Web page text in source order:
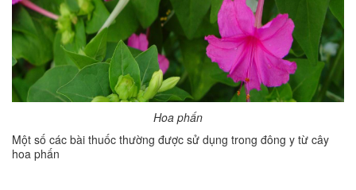
Hoa phấn
Một số các bài thuốc thường được sử dụng trong đông y từ cây
hoa phấn